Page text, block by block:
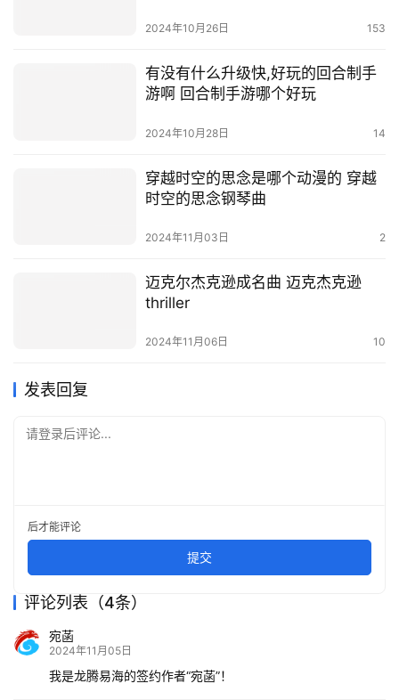
2024年10月26日 153
有没有什么升级快,好玩的回合制手
游啊 回合制手游哪个好玩
2024年10月28日 14
穿越时空的思念是哪个动漫的 穿越
时空的思念钢琴曲
2024年11月03日 2
迈克尔杰克逊成名曲 迈克杰克逊
thriller
2024年11月06日 10
发表回复
请登录后评论...
后才能评论
提交
评论列表（4条）
宛菡
2024年11月05日
我是龙腾易海的签约作者“宛菡”！